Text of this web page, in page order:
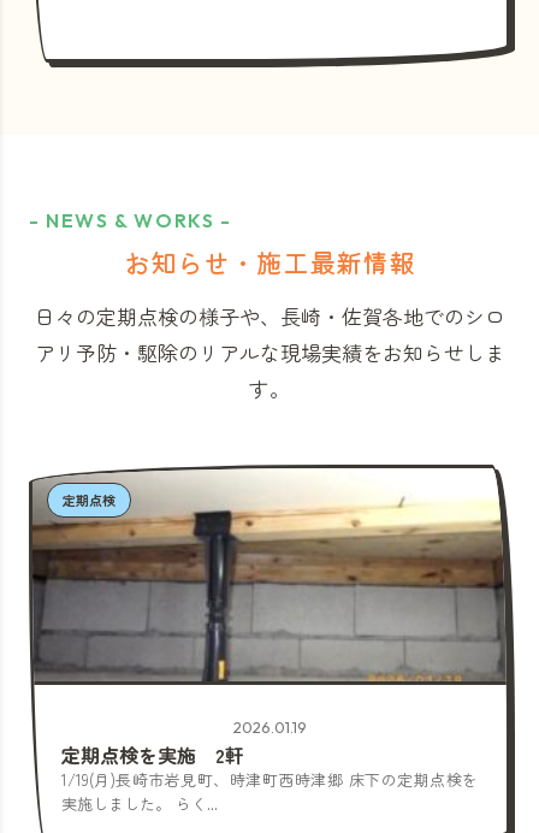
- NEWS & WORKS -
お知らせ・施工最新情報
日々の定期点検の様子や、長崎・佐賀各地でのシロ
アリ予防・駆除のリアルな現場実績をお知らせしま
す。
定期点検
2026.01.19
定期点検を実施 2軒
1/19(月)長崎市岩見町、時津町西時津郷 床下の定期点検を
実施しました。 らく...